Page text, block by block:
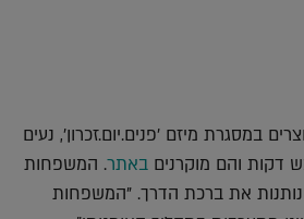
במסגרת מיזם 'פנים.יום.זכרון', נעים
דקות והם מוקרנים באתר. המשפחות
את ברכת הדרך. "המשפחות